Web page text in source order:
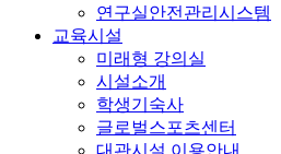
연구실안전관리시스템
교육시설
미래형 강의실
시설소개
학생기숙사
글로벌스포츠센터
대관시설 이용안내